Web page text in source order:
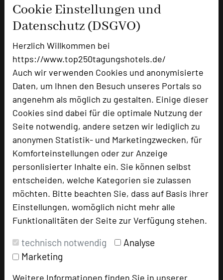
Cookie Einstellungen und
Datenschutz (DSGVO)
Herzlich Willkommen bei
https://www.top250tagungshotels.de/
Auch wir verwenden Cookies und anonymisierte
Daten, um Ihnen den Besuch unseres Portals so
angenehm als möglich zu gestalten. Einige dieser
Cookies sind dabei für die optimale Nutzung der
Seite notwendig, andere setzen wir lediglich zu
anonymen Statistik- und Marketingzwecken, für
Komforteinstellungen oder zur Anzeige
personlisierter Inhalte ein. Sie können selbst
entscheiden, welche Kategorien sie zulassen
möchten. Bitte beachten Sie, dass auf Basis ihrer
Einstellungen, womöglich nicht mehr alle
Funktionalitäten der Seite zur Verfügung stehen.
technisch notwendig
Analyse
Marketing
Weitere Informationen finden Sie in unserer
Ringhotel sKreuz
Hauptstraße 26
89555 Steinheim
phone +49 7329 96150
mail Email
language Homepage
zur Tagungsanfrage hinzufügen add_circle
Tagungsplaner